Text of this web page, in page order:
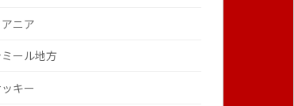
ニア
ール地方
キー